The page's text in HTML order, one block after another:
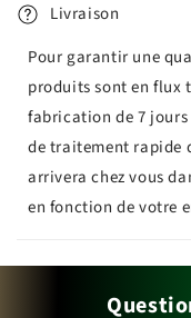
Livraison
Pour garantir une
produits sont en flux
fabrication de 7
de traitement rapide
arrivera chez vous
en fonction de votre